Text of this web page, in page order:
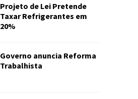
Projeto de Lei Pretende
Taxar Refrigerantes em
20%
Governo anuncia Reforma
Trabalhista